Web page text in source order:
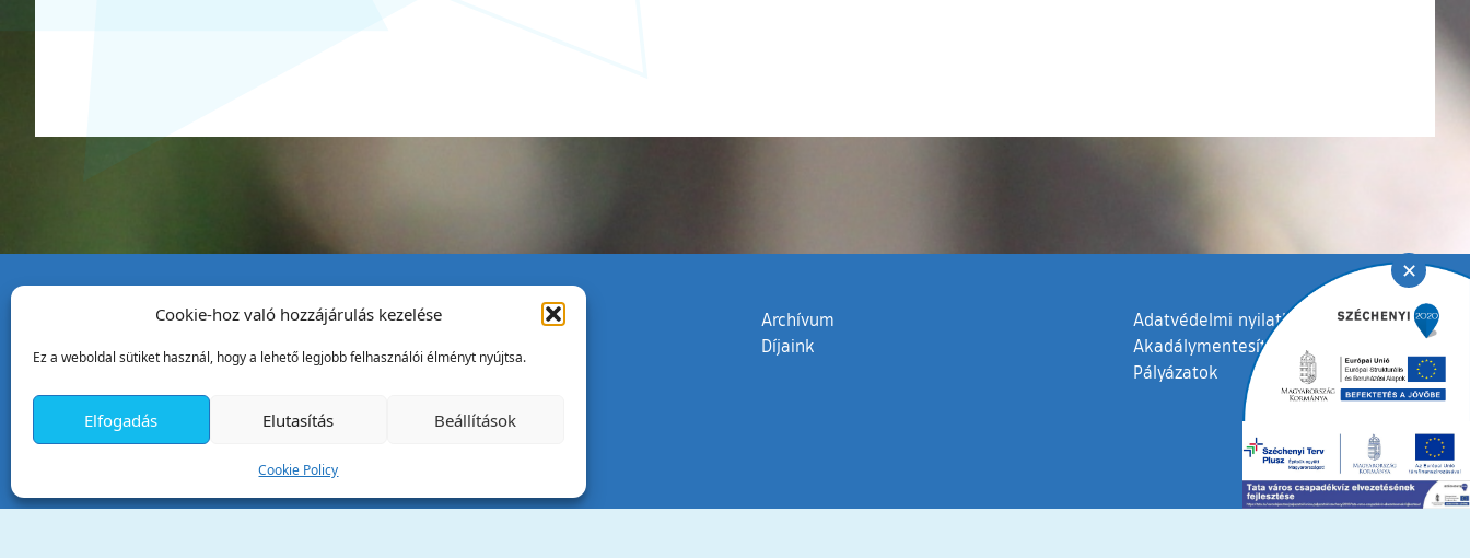
Cookie-hoz való hozzájárulás kezelése
Ez a weboldal sütiket használ, hogy a lehető legjobb felhasználói élményt nyújtsa.
Elfogadás Elutasítás Beállítások
Cookie Policy
Tata Város Önkormányzata
2890 Tata, Kossuth tér 1.
+36 34 / 587 078
Email:ph@tata.hu
Archívum
Díjaink
Adatvédelmi nyilatkozat
Akadálymentesítési nyilatkozat
Pályázatok
✕